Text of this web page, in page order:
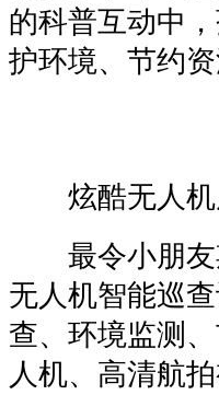
的科普互动中
护环境、节约
炫酷无人机
最令小朋友
无人机智能巡
查、环境监测
人机、高清航